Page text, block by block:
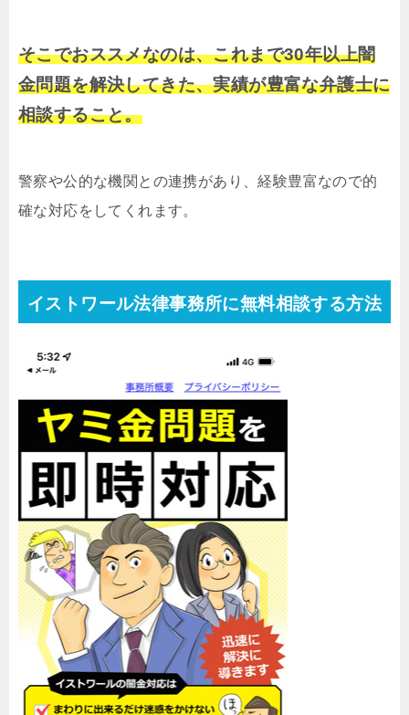
そこでおススメなのは、これまで30年以上闇
金問題を解決してきた、実績が豊富な弁護士に
相談すること。
警察や公的な機関との連携があり、経験豊富なので的
確な対応をしてくれます。
イストワール法律事務所に無料相談する方法